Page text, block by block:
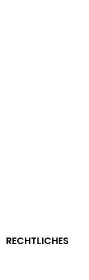
RECHTLICHES